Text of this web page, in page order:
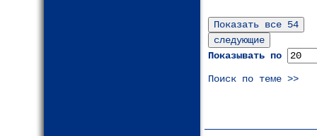
Показывать по
Поиск по теме >>